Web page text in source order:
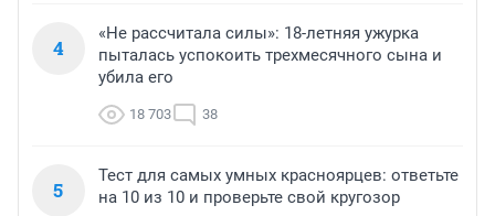
4
«Не рассчитала силы»: 18-летняя ужурка
пыталась успокоить трехмесячного сына и
убила его
18 703 38
5
Тест для самых умных красноярцев: ответьте
на 10 из 10 и проверьте свой кругозор